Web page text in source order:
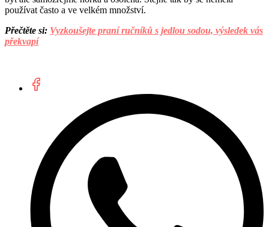
používat často a ve velkém množství.
Přečtěte si: Vyzkoušejte praní ručníků s jedlou sodou, výsledek vás
překvapí